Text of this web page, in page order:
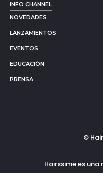
INFO CHANNEL
NOVEDADES
LANZAMIENTOS
EVENTOS
EDUCACIÓN
PRENSA
©
Hairssime es una